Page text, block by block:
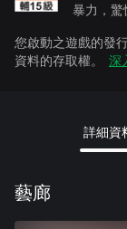
暴力，驚
您啟動之遊戲的發
資料的存取權。
深
詳細資
藝廊